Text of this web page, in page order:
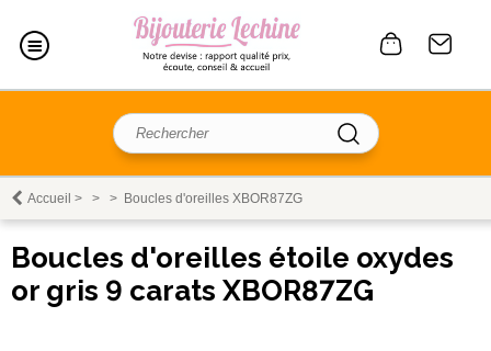
Accueil > > > Boucles d'oreilles XBOR87ZG
Boucles d'oreilles étoile oxydes
or gris 9 carats XBOR87ZG